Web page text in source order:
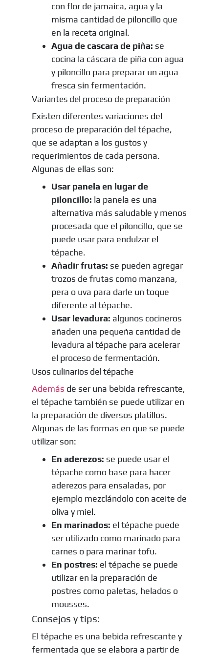
con flor de jamaica, agua y la
misma cantidad de piloncillo que
en la receta original.
Agua de cascara de piña: se
cocina la cáscara de piña con agua
y piloncillo para preparar un agua
fresca sin fermentación.
Variantes del proceso de preparación
Existen diferentes variaciones del
proceso de preparación del tépache,
que se adaptan a los gustos y
requerimientos de cada persona.
Algunas de ellas son:
Usar panela en lugar de
piloncillo: la panela es una
alternativa más saludable y menos
procesada que el piloncillo, que se
puede usar para endulzar el
tépache.
Añadir frutas: se pueden agregar
trozos de frutas como manzana,
pera o uva para darle un toque
diferente al tépache.
Usar levadura: algunos cocineros
añaden una pequeña cantidad de
levadura al tépache para acelerar
el proceso de fermentación.
Usos culinarios del tépache
Además de ser una bebida refrescante,
el tépache también se puede utilizar en
la preparación de diversos platillos.
Algunas de las formas en que se puede
utilizar son:
En aderezos: se puede usar el
tépache como base para hacer
aderezos para ensaladas, por
ejemplo mezclándolo con aceite de
oliva y miel.
En marinados: el tépache puede
ser utilizado como marinado para
carnes o para marinar tofu.
En postres: el tépache se puede
utilizar en la preparación de
postres como paletas, helados o
mousses.
Consejos y tips:
El tépache es una bebida refrescante y
fermentada que se elabora a partir de